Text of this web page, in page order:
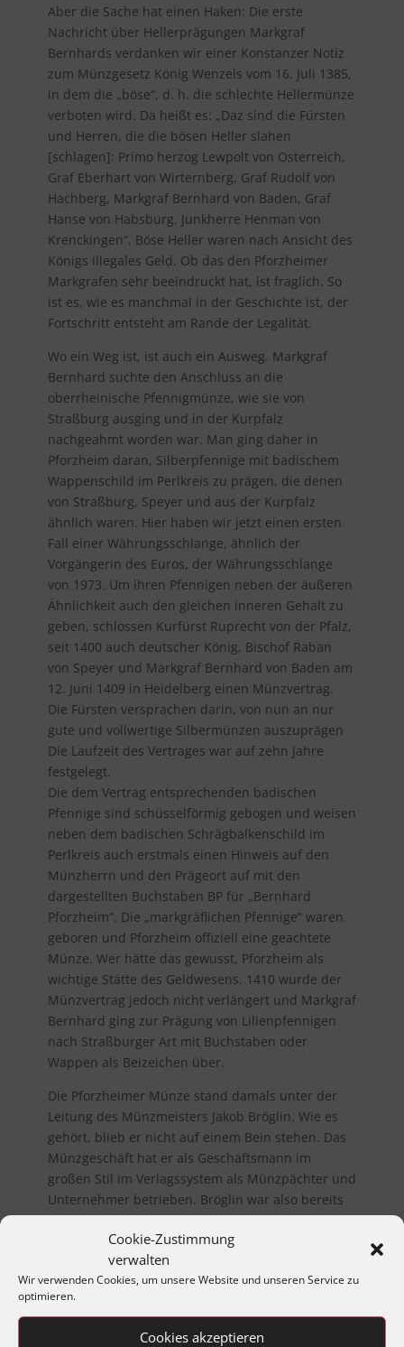
Cookie-Zustimmung
verwalten
Wir verwenden Cookies, um unsere Website und unseren Service zu
optimieren.
Cookies akzeptieren
Aber die Sache hat einen Haken: Die erste
Nachricht über Hellerprägungen Markgraf
Bernhards verdanken wir einer Konstanzer Notiz
zum Münzgesetz König Wenzels vom 16. Juli 1385,
in dem die „böse“, d. h. die schlechte Hellermünze
verboten wird. Da heißt es: „Daz sind die Fürsten
und Herren, die die bösen Heller slahen
[schlagen]: Primo herzog Lewpolt von Osterreich,
Graf Eberhart von Wirternberg, Graf Rudolf von
Hachberg, Markgraf Bernhard von Baden, Graf
Hanse von Habsburg, Junkherre Henman von
Krenckingen“. Böse Heller waren nach Ansicht des
Königs illegales Geld. Ob das den Pforzheimer
Markgrafen sehr beeindruckt hat, ist fraglich. So
ist es, wie es manchmal in der Geschichte ist, der
Fortschritt entsteht am Rande der Legalität.
Wo ein Weg ist, ist auch ein Ausweg. Markgraf
Bernhard suchte den Anschluss an die
oberrheinische Pfennigmünze, wie sie von
Straßburg ausging und in der Kurpfalz
nachgeahmt worden war. Man ging daher in
Pforzheim daran, Silberpfennige mit badischem
Wappenschild im Perlkreis zu prägen, die denen
von Straßburg, Speyer und aus der Kurpfalz
ähnlich waren. Hier haben wir jetzt einen ersten
Fall einer Währungsschlange, ähnlich der
Vorgängerin des Euros, der Währungsschlange
von 1973. Um ihren Pfennigen neben der äußeren
Ähnlichkeit auch den gleichen inneren Gehalt zu
geben, schlossen Kurfürst Ruprecht von der Pfalz,
seit 1400 auch deutscher König, Bischof Raban
von Speyer und Markgraf Bernhard von Baden am
12. Juni 1409 in Heidelberg einen Münzvertrag.
Die Fürsten versprachen darin, von nun an nur
gute und vollwertige Silbermünzen auszuprägen
Die Laufzeit des Vertrages war auf zehn Jahre
festgelegt.
Die dem Vertrag entsprechenden badischen
Pfennige sind schüsselförmig gebogen und weisen
neben dem badischen Schrägbalkenschild im
Perlkreis auch erstmals einen Hinweis auf den
Münzherrn und den Prägeort auf mit den
dargestellten Buchstaben BP für „Bernhard
Pforzheim“. Die „markgräflichen Pfennige“ waren
geboren und Pforzheim offiziell eine geachtete
Münze. Wer hätte das gewusst, Pforzheim als
wichtige Stätte des Geldwesens. 1410 wurde der
Münzvertrag jedoch nicht verlängert und Markgraf
Bernhard ging zur Prägung von Lilienpfennigen
nach Straßburger Art mit Buchstaben oder
Wappen als Beizeichen über.
Die Pforzheimer Münze stand damals unter der
Leitung des Münzmeisters Jakob Bröglin. Wie es
gehört, blieb er nicht auf einem Bein stehen. Das
Münzgeschäft hat er als Geschäftsmann im
großen Stil im Verlagssystem als Münzpächter und
Unternehmer betrieben. Bröglin war also bereits
ein markanter Vertreter des Frühkapitalismus. Er
machte Karriere. Von Kaiser Sigismund, der 1418
auf der Burg Hohenbaden und in Pforzheim
Markgraf Bernhards Gast war, wurde er am 5.
August für fünf Jahre zum Münzmeister der